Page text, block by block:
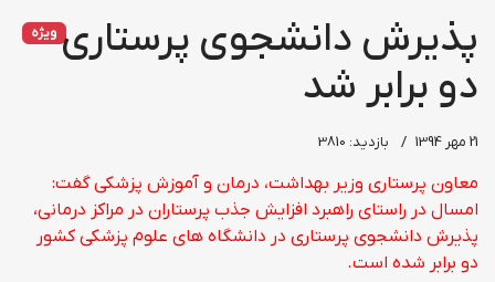
ویژه پذیرش دانشجوی پرستاری
دو برابر شد
21 مهر 1394 بازدید: 3810
معاون پرستاری وزیر بهداشت، درمان و آموزش پزشکی گفت:
امسال در راستای راهبرد افزایش جذب پرستاران در مراکز درمانی،
پذیرش دانشجوی پرستاری در دانشگاه های علوم پزشکی کشور
دو برابر شده است.